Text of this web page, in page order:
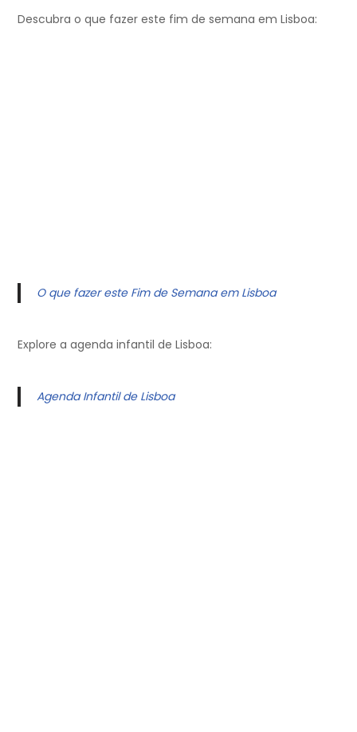
Descubra o que fazer este fim de semana em Lisboa:
O que fazer este Fim de Semana em Lisboa
Explore a agenda infantil de Lisboa:
Agenda Infantil de Lisboa